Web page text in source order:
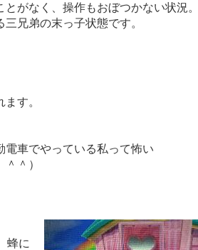
がなく、操作もおぼつかない状況。
兄弟の末っ子状態です。
す。
電車でやっている私って怖い
＾）
蜂に